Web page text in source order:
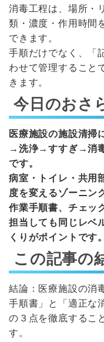
消毒工程は、場所・
類・濃度・作用時間
できます。
手順だけでなく、「
わせて管理すること
きます。
今日のおさ
医療施設の施設清掃
→洗浄→すすぎ→消
です。
病室・トイレ・共用
度を変えるゾーニン
作業手順書、チェッ
担当しても同じレベ
くりがポイントです。
この記事の
結論：医療施設の消
手順書」と「適正な
の３点を徹底するこ
す。